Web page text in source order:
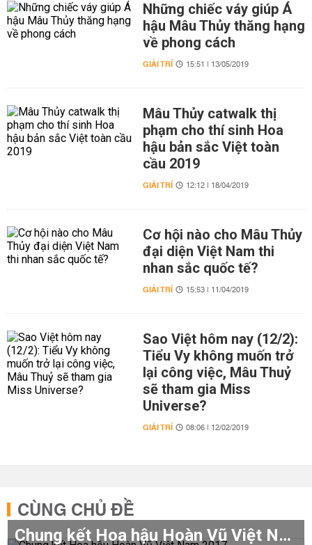
Những chiếc váy giúp Á
hậu Mâu Thủy thăng hạng
về phong cách
GIẢI TRÍ 15:51 | 13/05/2019
Mâu Thủy catwalk thị
phạm cho thí sinh Hoa
hậu bản sắc Việt toàn
cầu 2019
GIẢI TRÍ 12:12 | 18/04/2019
Cơ hội nào cho Mâu Thủy
đại diện Việt Nam thi
nhan sắc quốc tế?
GIẢI TRÍ 15:53 | 11/04/2019
Sao Việt hôm nay (12/2):
Tiểu Vy không muốn trở
lại công việc, Mâu Thuỷ
sẽ tham gia Miss
Universe?
GIẢI TRÍ 08:06 | 12/02/2019
CÙNG CHỦ ĐỀ
Chung kết Hoa hậu Hoàn Vũ Việt Nam 2017